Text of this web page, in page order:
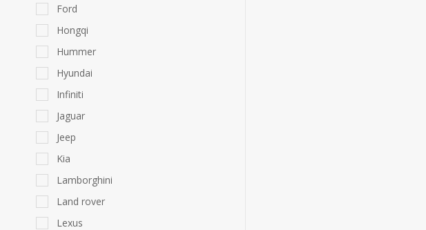
Ford
Hongqi
Hummer
Hyundai
Infiniti
Jaguar
Jeep
Kia
Lamborghini
Land rover
Lexus